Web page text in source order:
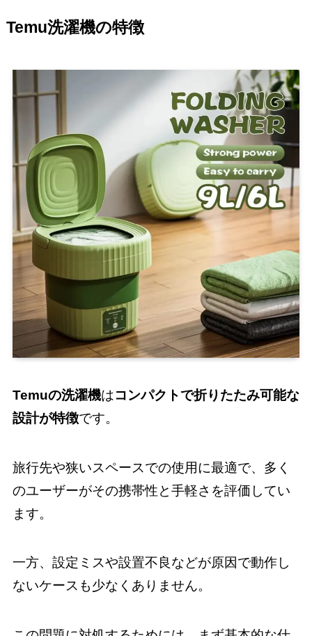
Temu洗濯機の特徴
Temuの洗濯機はコンパクトで折りたたみ可能な
設計が特徴です。
旅行先や狭いスペースでの使用に最適で、多く
のユーザーがその携帯性と手軽さを評価してい
ます。
一方、設定ミスや設置不良などが原因で動作し
ないケースも少なくありません。